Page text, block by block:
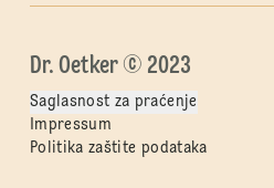
Dr. Oetker © 2023
Saglasnost za praćenje
Impressum
Politika zaštite podataka